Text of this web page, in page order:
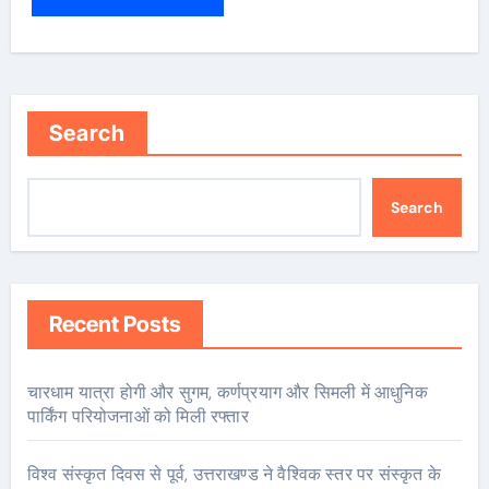
Search
Search
Recent Posts
चारधाम यात्रा होगी और सुगम, कर्णप्रयाग और सिमली में आधुनिक
पार्किंग परियोजनाओं को मिली रफ्तार
विश्व संस्कृत दिवस से पूर्व, उत्तराखण्ड ने वैश्विक स्तर पर संस्कृत के